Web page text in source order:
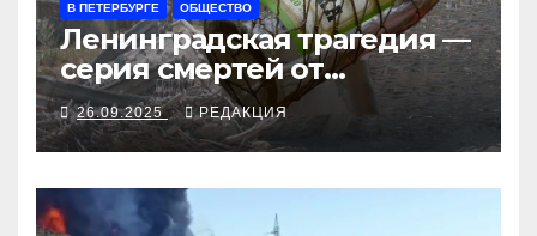
В ПЕТЕРБУРГЕ ОБЩЕСТВО
Ленинградская трагедия —
серия смертей от
алкосуррогата
26.09.2025 РЕДАКЦИЯ